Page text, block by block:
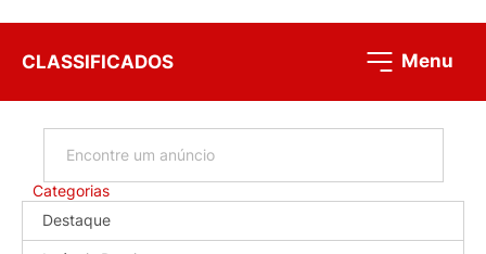
CLASSIFICADOS Menu
Categorias
Destaque